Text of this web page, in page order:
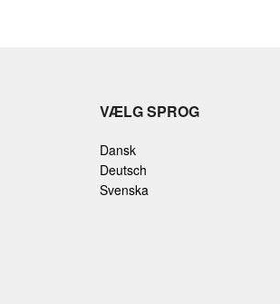
VÆLG SPROG
Dansk
Deutsch
Svenska